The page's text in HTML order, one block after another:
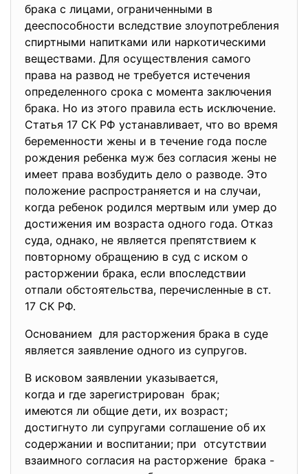
брака с лицами, ограниченными в
дееспособности вследствие злоупотребления
спиртными напитками или наркотическими
веществами. Для осуществления самого
права на развод не требуется истечения
определенного срока с момента заключения
брака. Но из этого правила есть исключение.
Статья 17 СК РФ устанавливает, что во время
беременности жены и в течение года после
рождения ребенка муж без согласия жены не
имеет права возбудить дело о разводе. Это
положение распространяется и на случаи,
когда ребенок родился мертвым или умер до
достижения им возраста одного года. Отказ
суда, однако, не является препятствием к
повторному обращению в суд с иском о
расторжении брака, если впоследствии
отпали обстоятельства, перечисленные в ст.
17 СК РФ.
Основанием для расторжения брака в суде
является заявление одного из супругов.
В исковом заявлении указывается,
когда и где зарегистрирован брак;
имеются ли общие дети, их возраст;
достигнуто ли супругами соглашение об их
содержании и воспитании; при отсутствии
взаимного согласия на расторжение брака -